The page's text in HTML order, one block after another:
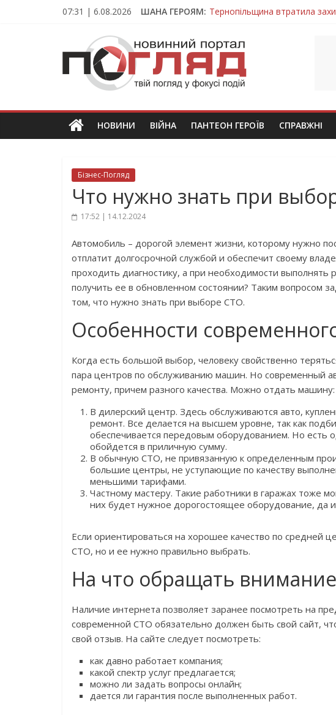
07:31 | 6.08.2026 ШАНА ГЕРОЯМ: Тернопільщина втратила
Тернопільщина в скорботі:
Під час виконання бойового
На війні загинув молодий
ПОГЛЯД
Новини
Тернополя.
новини
та
НОВИНИ ВІЙНА ПАНТЕОН ГЕРОЇВ СПРАВЖНІ
Бізнес-Погляд
Что нужно знать при
17:52 | 14.12.2024
Автомобиль – дорогой элемент жизни, которому нужно
отплатит долгосрочной службой и обеспечит своему
проходить диагностику, а при необходимости
получить ее в обновленном состоянии? Таким вопросом
том, что нужно знать при выборе СТО.
Особенности
Когда есть большой выбор, человеку свойственно
пара центров по обслуживанию машин. Но современный
ремонту, причем разного качества. Можно отдать машину:
В дилерский центр. Здесь обслуживаются авто,
ремонт. Все делается на высшем уровне, так как
обеспечивается передовым оборудованием. Но есть
обойдется в приличную сумму.
В обычную СТО, не привязанную к определенным
большие центры, не уступающие по качеству
меньшими тарифами.
Частному мастеру. Такие работники в гаражах тоже
них будет нужное дорогостоящее оборудование, да и
Если ориентироваться на хорошее качество по средней
СТО, но и ее нужно правильно выбрать.
На что обращать
Наличие интернета позволяет заранее посмотреть на
современной СТО обязательно должен быть свой сайт,
свой отзыв. На сайте следует посмотреть:
как давно работает компания;
какой спектр услуг предлагается;
можно ли задать вопросы онлайн;
дается ли гарантия после выполненных работ.